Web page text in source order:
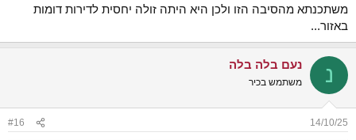
משתכנתא מהסיבה הזו ולכן היא היתה זולה יחסית לדירות דומות
באזור...
נ נעם בלה בלה
משתמש בכיר
14/10/25
#16